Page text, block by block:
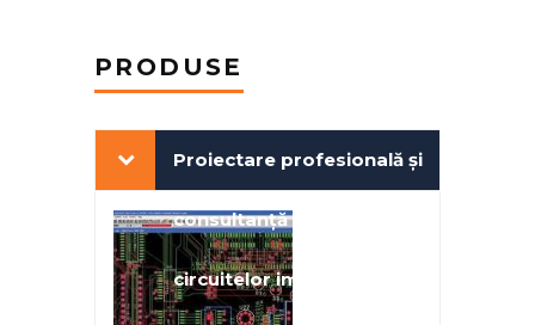
PRODUSE
Proiectare profesională şi
consultanţă în domeniul
circuitelor imprimate (PCB)